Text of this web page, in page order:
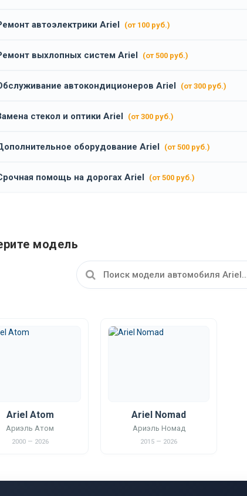
автоэлектрики Ariel (от 100 руб.)
выхлопных систем Ariel (от 500 руб.)
автокондиционеров Ariel (от 300 руб.)
стекол и оптики Ariel (от 300 руб.)
оборудование Ariel (от 500 руб.)
помощь на дорогах Ariel (от 500 руб.)
модель
Ariel Atom
Ариэль Атом
2000 — 2026
Ariel Nomad
Ариэль Номад
2015 — 2026